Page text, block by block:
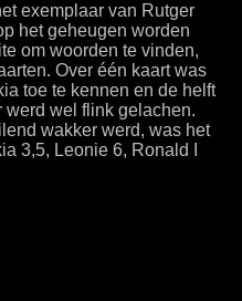
exemplaar van Rutger
het geheugen worden
om woorden te vinden,
Over één kaart was
toe te kennen en de helft
werd wel flink gelachen.
wakker werd, was het
3,5, Leonie 6, Ronald I